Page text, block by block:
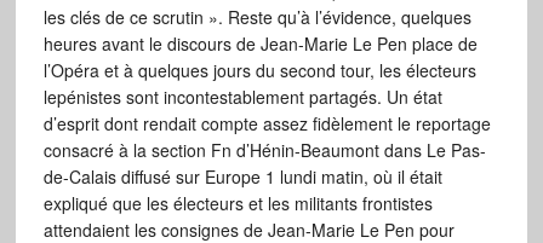
les clés de ce scrutin ». Reste qu’à l’évidence, quelques
heures avant le discours de Jean-Marie Le Pen place de
l’Opéra et à quelques jours du second tour, les électeurs
lepénistes sont incontestablement partagés. Un état
d’esprit dont rendait compte assez fidèlement le reportage
consacré à la section Fn d’Hénin-Beaumont dans Le Pas-
de-Calais diffusé sur Europe 1 lundi matin, où il était
expliqué que les électeurs et les militants frontistes
attendaient les consignes de Jean-Marie Le Pen pour